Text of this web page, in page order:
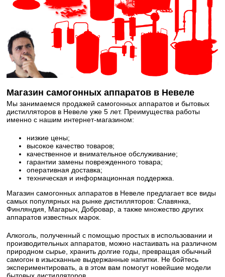
Магазин самогонных аппаратов в Невеле
Мы занимаемся продажей самогонных аппаратов и бытовых
дистилляторов в Невеле уже 5 лет. Преимущества работы
именно с нашим интернет-магазином:
низкие цены;
высокое качество товаров;
качественное и внимательное обслуживание;
гарантии замены поврежденного товара;
оперативная доставка;
техническая и информационная поддержка.
Магазин самогонных аппаратов в Невеле предлагает все виды
самых популярных на рынке дистилляторов: Славянка,
Финляндия, Магарыч, Добровар, а также множество других
аппаратов известных марок.
Алкоголь, полученный с помощью простых в использовании и
производительных аппаратов, можно настаивать на различном
природном сырье, хранить долгие годы, превращая обычный
самогон в изысканные выдержанные напитки. Не бойтесь
экспериментировать, а в этом вам помогут новейшие модели
бытовых дистилляторов.